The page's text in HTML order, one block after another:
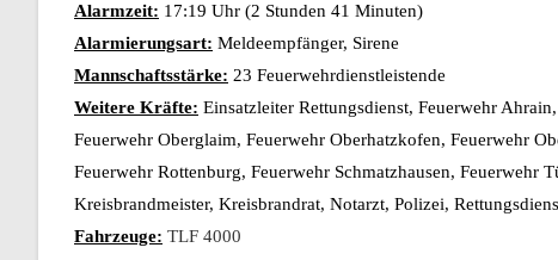
Alarmzeit: 17:19 Uhr (2 Stunden 41 Minuten)
Alarmierungsart: Meldeempfänger, Sirene
Mannschaftsstärke: 23 Feuerwehrdienstleistende
Weitere Kräfte: Einsatzleiter Rettungsdienst, Feuerwehr
Feuerwehr Oberglaim, Feuerwehr Oberhatzkofen, Feuerwehr
Feuerwehr Rottenburg, Feuerwehr Schmatzhausen,
Kreisbrandmeister, Kreisbrandrat, Notarzt, Polizei,
Fahrzeuge: TLF 4000